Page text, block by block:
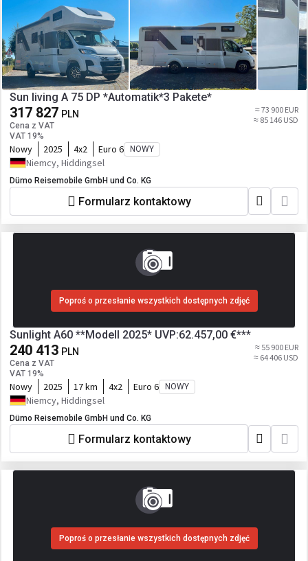
Sun living A 75 DP *Automatik*3 Pakete*
317 827 PLN
Cena z VAT
VAT 19%
≈ 73 900 EUR
≈ 85 146 USD
Nowy 2025 4x2 Euro 6 NOWY
Niemcy, Hiddingsel
Dümo Reisemobile GmbH und Co. KG
Formularz kontaktowy
Poproś o przesłanie wszystkich dostępnych zdjęć
Sunlight A60 **Modell 2025* UVP:62.457,00 €***
240 413 PLN
Cena z VAT
VAT 19%
≈ 55 900 EUR
≈ 64 406 USD
Nowy 2025 17 km 4x2 Euro 6 NOWY
Niemcy, Hiddingsel
Dümo Reisemobile GmbH und Co. KG
Formularz kontaktowy
Poproś o przesłanie wszystkich dostępnych zdjęć